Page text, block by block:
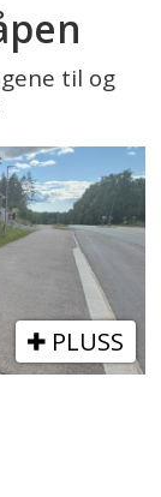
til og
PLUSS